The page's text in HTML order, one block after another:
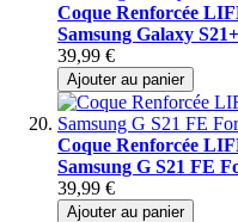
Coque Renforcée
Samsung Galaxy
39,99 €
Ajouter au panier
Coque Renforcée
Samsung G S21 FE
39,99 €
Ajouter au panier